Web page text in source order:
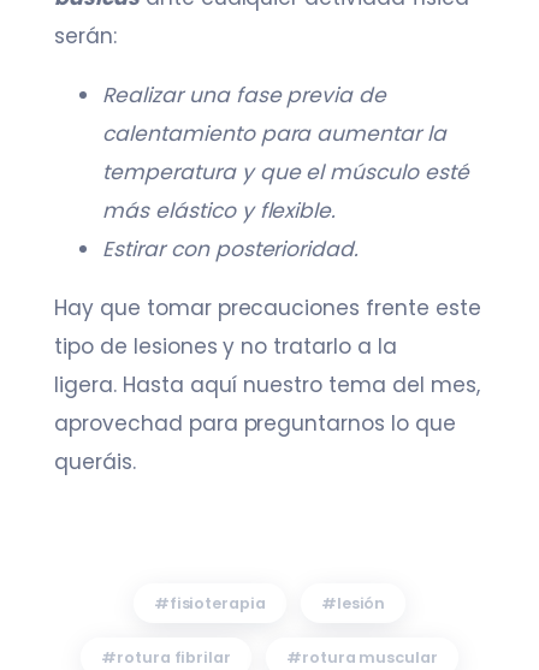
serán:
Realizar una fase previa de
calentamiento para aumentar la
temperatura y que el músculo esté
más elástico y flexible.
Estirar con posterioridad.
Hay que tomar precauciones frente este
tipo de lesiones y no tratarlo a la
ligera. Hasta aquí nuestro tema del mes,
aprovechad para preguntarnos lo que
queráis.
fisioterapia lesión
rotura fibrilar rotura muscular